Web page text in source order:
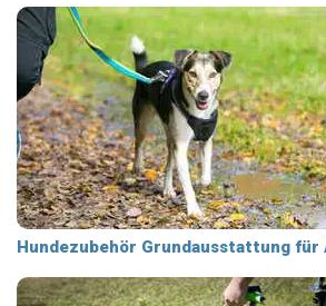
Hundezubehör Grundausstattung für